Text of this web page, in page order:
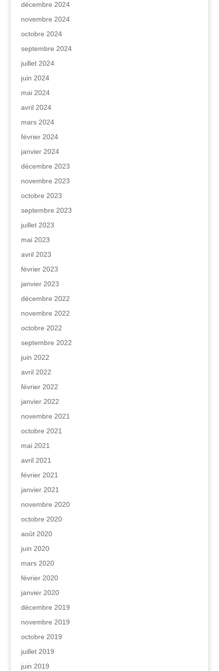
décembre 2024
novembre 2024
octobre 2024
septembre 2024
juillet 2024
juin 2024
mai 2024
avril 2024
mars 2024
février 2024
janvier 2024
décembre 2023
novembre 2023
octobre 2023
septembre 2023
juillet 2023
mai 2023
avril 2023
février 2023
janvier 2023
décembre 2022
novembre 2022
octobre 2022
septembre 2022
juin 2022
avril 2022
février 2022
janvier 2022
novembre 2021
octobre 2021
mai 2021
avril 2021
février 2021
janvier 2021
novembre 2020
octobre 2020
août 2020
juin 2020
mars 2020
février 2020
janvier 2020
décembre 2019
novembre 2019
octobre 2019
juillet 2019
juin 2019